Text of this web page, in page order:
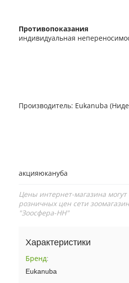
Противопоказания
индивидуальная
Производитель: Eukanuba
акцияюкануба
Цены интернет-магазина могут
розничных цен сети
"Зоосфера-НН"
Характеристики
Бренд:
Eukanuba